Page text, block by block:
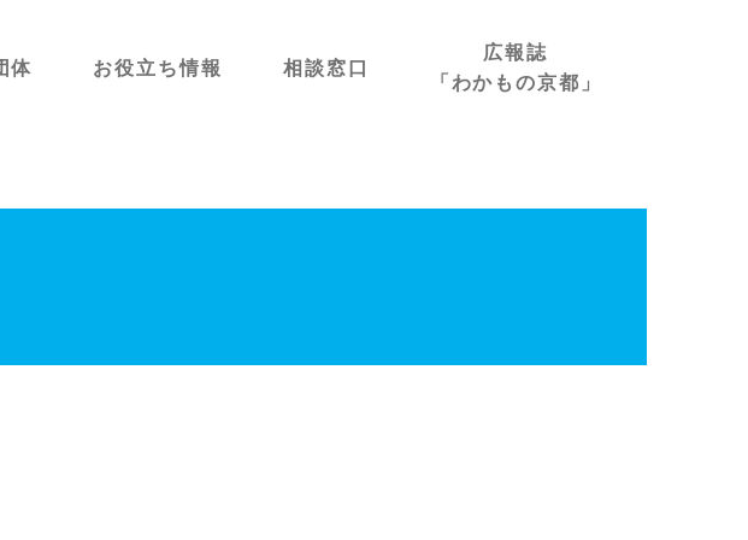
体 お役立ち情報 相談窓口
広報誌
「わかもの京都」